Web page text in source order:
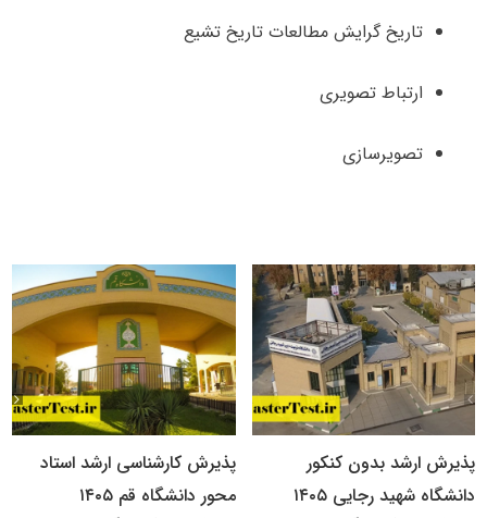
تاریخ گرایش مطالعات تاریخ تشیع
ارتباط تصویری
تصویرسازی
پذیرش ارشد بدون کنکور
دانشگاه شهید رجایی ۱۴۰۵
پذیرش کارشناسی ارشد استاد
محور دانشگاه قم ۱۴۰۵